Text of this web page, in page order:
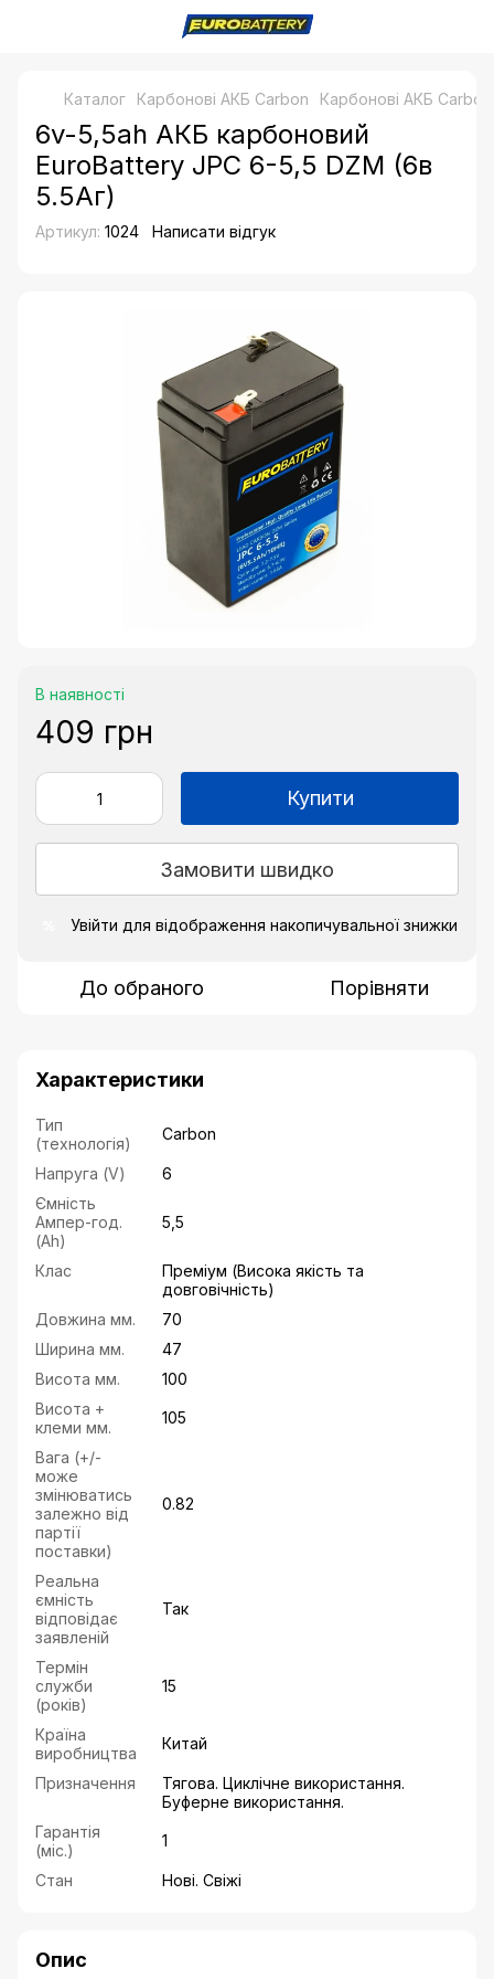
Каталог Карбонові АКБ Carbon Карбонові АКБ Carbon
6v-5,5ah АКБ карбоновий
EuroBattery JPC 6-5,5 DZM (6в
5.5Аг)
Артикул: 1024 Написати відгук
В наявності
409 грн
Купити
Замовити швидко
Увійти для відображення накопичувальної знижки
До обраного Порівняти
Характеристики
Тип
(технологія)
Carbon
Напруга (V)
6
Ємність
Ампер-год.
(Ah)
5,5
Клас
Преміум (Висока якість та
довговічність)
Довжина мм.
70
Ширина мм.
47
Висота мм.
100
Висота +
клеми мм.
105
Вага (+/-
може
змінюватись
залежно від
партії
поставки)
0.82
Реальна
ємність
відповідає
заявленій
Так
Термін
служби
(років)
15
Країна
виробництва
Китай
Призначення
Тягова. Циклічне використання.
Буферне використання.
Гарантія
(міс.)
1
Стан Нові. Свіжі
Опис